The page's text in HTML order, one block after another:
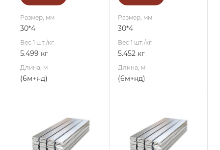
Размер, мм
30*4
Вес 1 шт./кг.
5.499 кг
Длина, м
(6м+нд)
Размер, мм
30*4
Вес 1 шт./кг.
5.452 кг
Длина, м
(6м+нд)